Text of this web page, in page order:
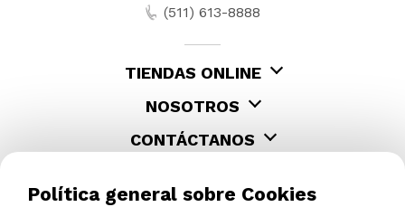
(511) 613-8888
TIENDAS ONLINE
NOSOTROS
CONTÁCTANOS
Política general sobre Cookies